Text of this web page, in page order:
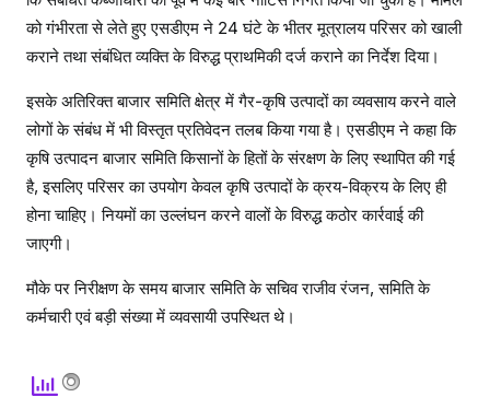
को गंभीरता से लेते हुए एसडीएम ने 24 घंटे के भीतर मूत्रालय परिसर को खाली
कराने तथा संबंधित व्यक्ति के विरुद्ध प्राथमिकी दर्ज कराने का निर्देश दिया।
इसके अतिरिक्त बाजार समिति क्षेत्र में गैर-कृषि उत्पादों का व्यवसाय करने वाले
लोगों के संबंध में भी विस्तृत प्रतिवेदन तलब किया गया है। एसडीएम ने कहा कि
कृषि उत्पादन बाजार समिति किसानों के हितों के संरक्षण के लिए स्थापित की गई
है, इसलिए परिसर का उपयोग केवल कृषि उत्पादों के क्रय-विक्रय के लिए ही
होना चाहिए। नियमों का उल्लंघन करने वालों के विरुद्ध कठोर कार्रवाई की
जाएगी।
मौके पर निरीक्षण के समय बाजार समिति के सचिव राजीव रंजन, समिति के
कर्मचारी एवं बड़ी संख्या में व्यवसायी उपस्थित थे।